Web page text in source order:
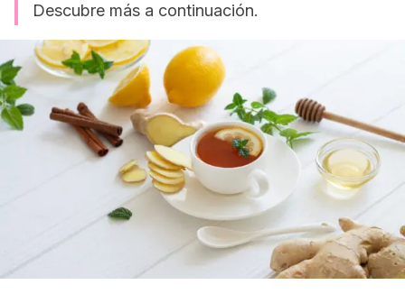
Descubre más a continuación.